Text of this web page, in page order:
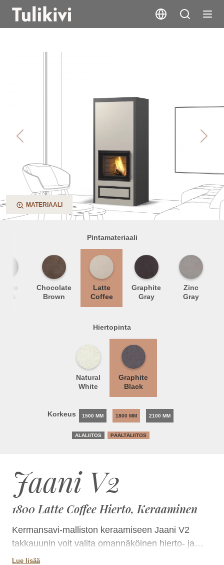
Previous Next
MATERIAALI
Jaani V2
1800 Latte Coffee Hierto, Keraaminen
Kermansavi-malliston keraamiseen Jaani V2
takkauunin voit valita omannäköinen hierto- ja
laattapinnan yhdistelmän lukuisissa
Lue lisää
Pintamateriaali
Chocolate
Brown
Latte
Coffee
Graphite
Gray
Zinc
Gray
Hiertopinta
Natural
White
Graphite
Black
Korkeus 1500 MM 1800 MM 2100 MM
ALALIITOS PÄÄLTÄLIITOS